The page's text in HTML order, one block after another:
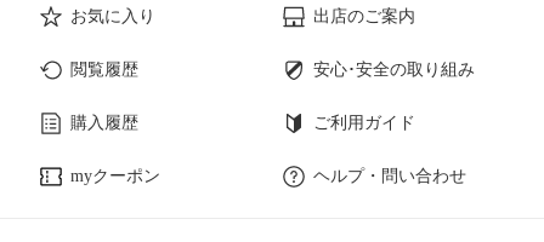
お気に入り 出店のご案内
閲覧履歴 安心･安全の取り組み
購入履歴 ご利用ガイド
myクーポン ヘルプ・問い合わせ